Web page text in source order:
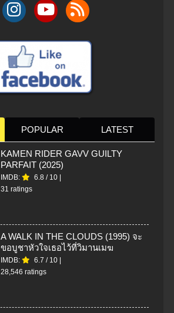
POPULAR LATEST
KAMEN RIDER GAVV GUILTY
PARFAIT (2025)
IMDB: 6.8 / 10 |
31 ratings
A WALK IN THE CLOUDS (1995) จะ
ขอบูชาหัวใจเธอไว้ที่วิมานเมฆ
IMDB: 6.7 / 10 |
28,546 ratings